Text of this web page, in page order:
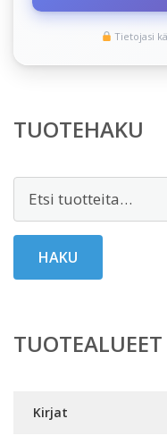
Tietojasi
TUOTEHAKU
Etsi:
HAKU
TUOTEALUEET
Kirjat